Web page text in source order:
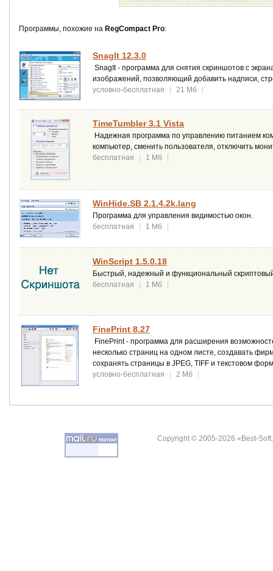
Программы, похожие на RegCompact Pro:
SnagIt 12.3.0
SnagIt - программа для снятия скриншотов с
изображений, позволяющий добавить надписи,
условно-бесплатная
| 21 Мб |
TimeTumbler 3.1 Vista
Надежная программа по управлению питанием
компьютер, сменить пользователя, отключить
бесплатная
| 1 Мб |
WinHide.SB 2.1.4.2k.lang
Программа для управления видимостью окон.
бесплатная
| 1 Мб |
WinScript 1.5.0.18
Быстрый, надежный и функциональный
бесплатная
| 1 Мб |
FinePrint 8.27
FinePrint - программа для расширения
несколько страниц на одном листе, создавать
сохранять страницы в JPEG, TIFF и текстовом
условно-бесплатная
| 2 Мб |
Copyright © 2005-2026 «Best-